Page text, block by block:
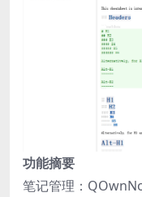
功能摘要
笔记管理：